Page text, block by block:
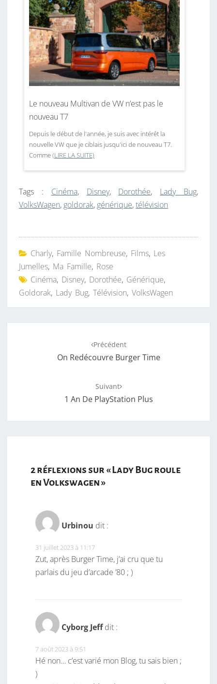
Le nouveau Multivan de VW n’est pas le
nouveau T7
Depuis le début de l'année, je suis avec intérêt la
nouvelle VW que je ciblais jusqu'ici de nouveau T7.
Comme(LIRE LA SUITE)
Tags : Cinéma, Disney, Dorothée, Lady Bug,
VolksWagen, goldorak, générique,télévision
Charly, Famille Nombreuse, Films, Les
Jumelles, Ma Famille, Rose
Cinéma, Disney, Dorothée, Générique,
Goldorak, Lady Bug, Télévision, VolksWagen
Précédent
On Redécouvre Burger Time
Suivant
1 An De PlayStation Plus
2 réflexions sur «Lady Bug roule
en Volkswagen»
Urbinou dit :
31 juillet 2023 à 11:17
Zut, après Burger Time, j’ai cru que tu
parlais du jeu d’arcade ’80 ; )
Cyborg Jeff dit :
7 août 2023 à 9:51
Hé non… c’est varié mon Blog, tu sais bien ;
)